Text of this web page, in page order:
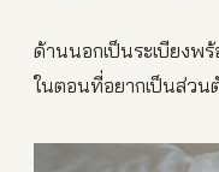
ด้านนอกเป็นระเบียงพ
ในตอนที่อยากเป็นส่วน